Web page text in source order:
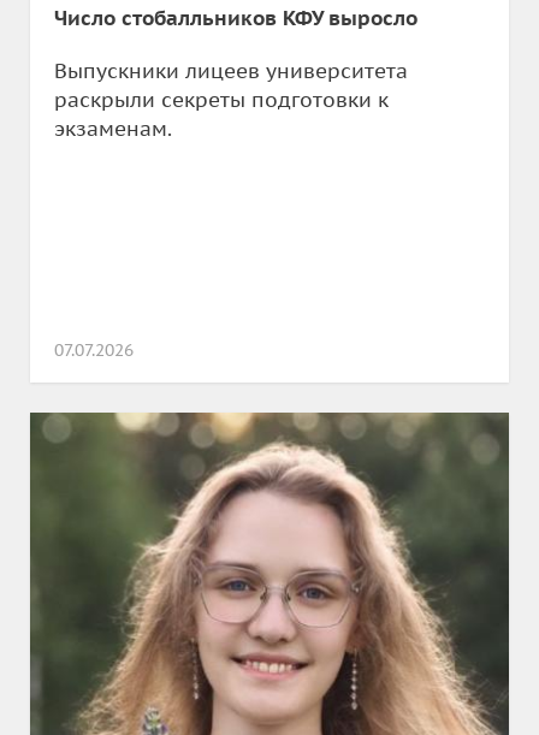
Число стобалльников КФУ выросло
Выпускники лицеев университета
раскрыли секреты подготовки к
экзаменам.
07.07.2026